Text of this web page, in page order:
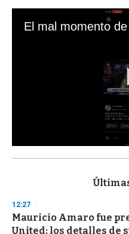
s
d
s
o
12:27
Mauricio Amaro fue
United: los detalles de